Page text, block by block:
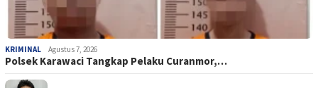
KRIMINAL Agustus 7, 2026
Polsek Karawaci Tangkap Pelaku Curanmor,…